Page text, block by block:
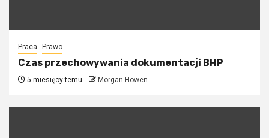
Praca Prawo
Czas przechowywania dokumentacji BHP
5 miesięcy temu Morgan Howen